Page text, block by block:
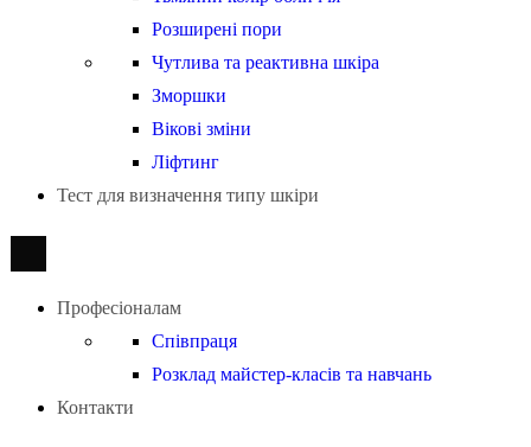
Розширені пори
Чутлива та реактивна шкіра
Зморшки
Вікові зміни
Ліфтинг
Тест для визначення типу шкіри
Професіоналам
Співпраця
Розклад майстер-класів та навчань
Контакти